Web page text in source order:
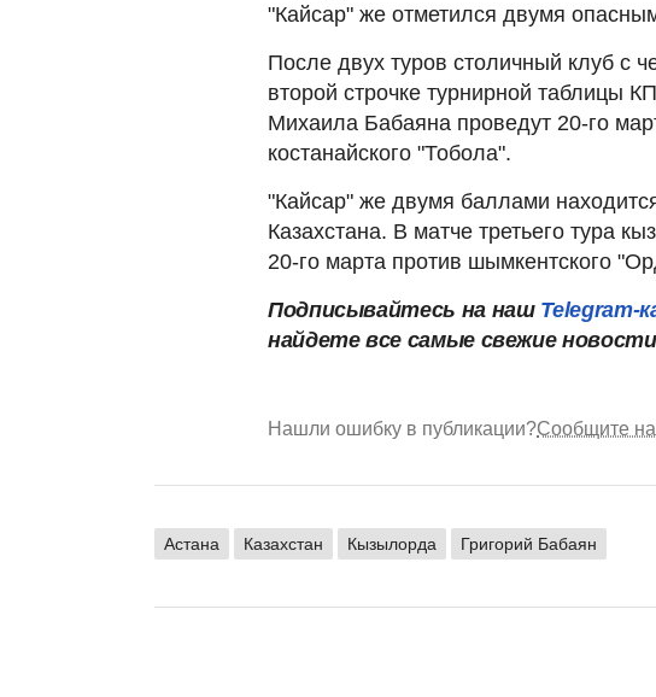
"Кайсар" же отметился двумя
После двух туров столичный клуб с
второй строчке турнирной таблицы
Михаила Бабаяна проведут 20-го
костанайского "Тобола".
"Кайсар" же двумя баллами
Казахстана. В матче третьего тура
20-го марта против шымкентского
Подписывайтесь на наш Telegram-
найдете все самые свежие
Нашли ошибку в публикации?Сообщите
Астана Казахстан Кызылорда Григорий Бабаян